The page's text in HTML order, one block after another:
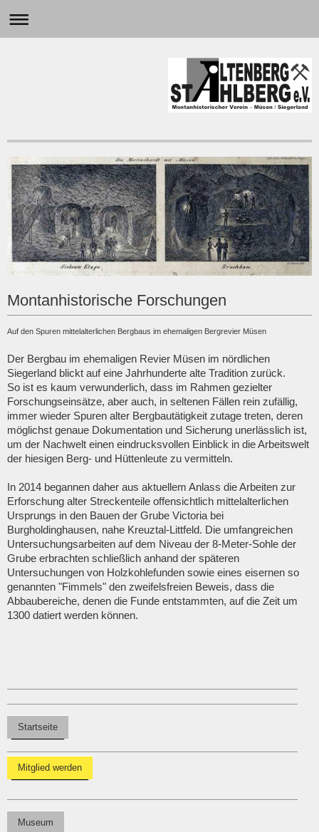
Montanhistorische Forschungen
Auf den Spuren mittelalterlichen Bergbaus im ehemaligen Bergrevier Müsen
Der Bergbau im ehemaligen Revier Müsen im nördlichen
Siegerland blickt auf eine Jahrhunderte alte Tradition zurück.
So ist es kaum verwunderlich, dass im Rahmen gezielter
Forschungseinsätze, aber auch, in seltenen Fällen rein zufällig,
immer wieder Spuren alter Bergbautätigkeit zutage treten, deren
möglichst genaue Dokumentation und Sicherung unerlässlich ist,
um der Nachwelt einen eindrucksvollen Einblick in die Arbeitswelt
der hiesigen Berg- und Hüttenleute zu vermitteln.
In 2014 begannen daher aus aktuellem Anlass die Arbeiten zur
Erforschung alter Streckenteile offensichtlich mittelalterlichen
Ursprungs in den Bauen der Grube Victoria bei
Burgholdinghausen, nahe Kreuztal-Littfeld. Die umfangreichen
Untersuchungsarbeiten auf dem Niveau der 8-Meter-Sohle der
Grube erbrachten schließlich anhand der späteren
Untersuchungen von Holzkohlefunden sowie eines eisernen so
genannten "Fimmels" den zweifelsfreien Beweis, dass die
Abbaubereiche, denen die Funde entstammten, auf die Zeit um
1300 datiert werden können.
Startseite
Mitglied werden
Museum